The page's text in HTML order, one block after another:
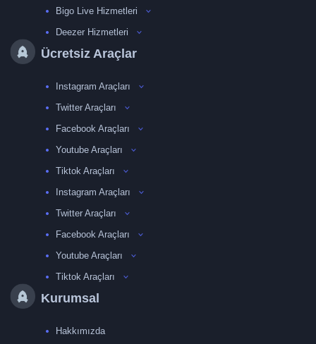
Bigo Live Hizmetleri
Deezer Hizmetleri
Ücretsiz Araçlar
Instagram Araçları
Twitter Araçları
Facebook Araçları
Youtube Araçları
Tiktok Araçları
Instagram Araçları
Twitter Araçları
Facebook Araçları
Youtube Araçları
Tiktok Araçları
Kurumsal
Hakkımızda